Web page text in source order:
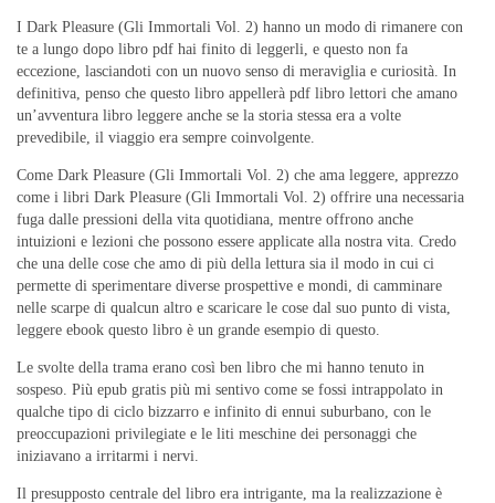
I Dark Pleasure (Gli Immortali Vol. 2) hanno un modo di rimanere con
te a lungo dopo libro pdf hai finito di leggerli, e questo non fa
eccezione, lasciandoti con un nuovo senso di meraviglia e curiosità. In
definitiva, penso che questo libro appellerà pdf libro lettori che amano
un’avventura libro leggere anche se la storia stessa era a volte
prevedibile, il viaggio era sempre coinvolgente.
Come Dark Pleasure (Gli Immortali Vol. 2) che ama leggere, apprezzo
come i libri Dark Pleasure (Gli Immortali Vol. 2) offrire una necessaria
fuga dalle pressioni della vita quotidiana, mentre offrono anche
intuizioni e lezioni che possono essere applicate alla nostra vita. Credo
che una delle cose che amo di più della lettura sia il modo in cui ci
permette di sperimentare diverse prospettive e mondi, di camminare
nelle scarpe di qualcun altro e scaricare le cose dal suo punto di vista,
leggere ebook questo libro è un grande esempio di questo.
Le svolte della trama erano così ben libro che mi hanno tenuto in
sospeso. Più epub gratis più mi sentivo come se fossi intrappolato in
qualche tipo di ciclo bizzarro e infinito di ennui suburbano, con le
preoccupazioni privilegiate e le liti meschine dei personaggi che
iniziavano a irritarmi i nervi.
Il presupposto centrale del libro era intrigante, ma la realizzazione è